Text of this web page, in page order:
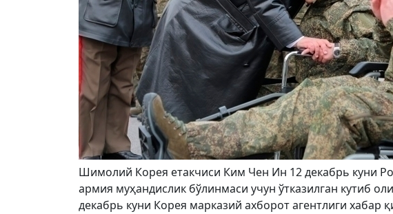
Шимолий Корея етакчиси Ким Чен Ин 12 декабрь куни
армия муҳандислик бўлинмаси учун ўтказилган кутиб
декабрь куни Корея марказий ахборот агентлиги хабар